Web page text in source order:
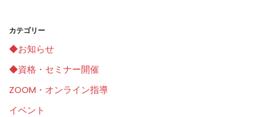
カテゴリー
◆お知らせ
◆資格・セミナー開催
ZOOM・オンライン指導
イベント